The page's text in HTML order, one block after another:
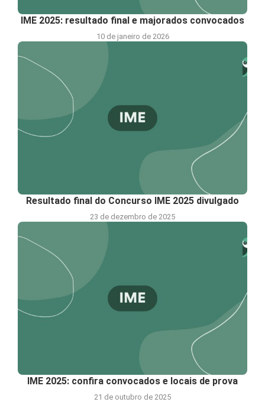
IME 2025: resultado final e majorados convocados
10 de janeiro de 2026
Resultado final do Concurso IME 2025 divulgado
23 de dezembro de 2025
IME 2025: confira convocados e locais de prova
21 de outubro de 2025